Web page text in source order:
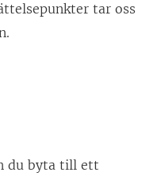
tar oss
du byta till ett